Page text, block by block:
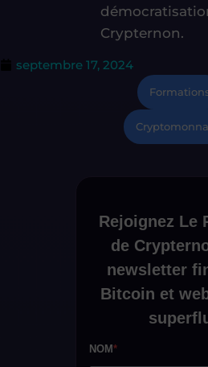
Crypternon.
septembre 17, 2024